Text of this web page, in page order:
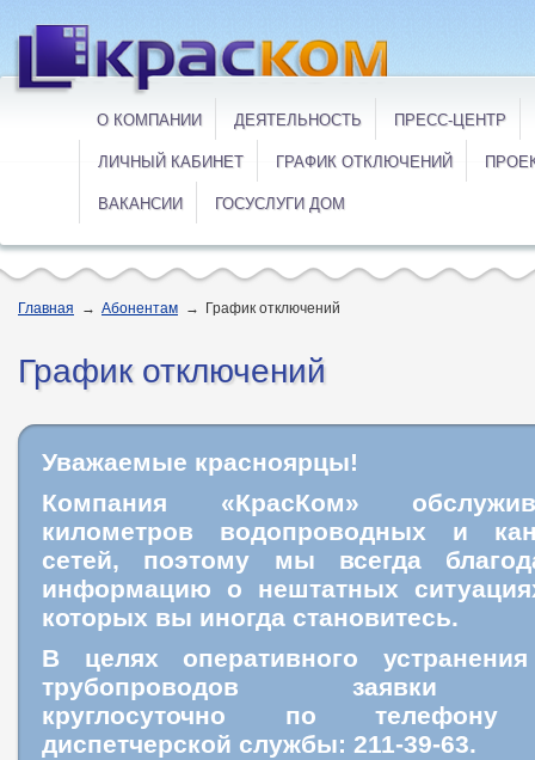
О КОМПАНИИ ДЕЯТЕЛЬНОСТЬ ПРЕСС-ЦЕНТР
ЛИЧНЫЙ КАБИНЕТ ГРАФИК ОТКЛЮЧЕНИЙ
ВАКАНСИИ ГОСУСЛУГИ ДОМ
Главная → Абонентам → График отключений
График отключений
Уважаемые красноярцы!
Компания «КрасКом»
километров водопроводных и
сетей, поэтому мы всегда
информацию о нештатных
которых вы иногда становитесь.
В целях оперативного
трубопроводов заявки
круглосуточно по телефону
диспетчерской службы: 211-39-63.